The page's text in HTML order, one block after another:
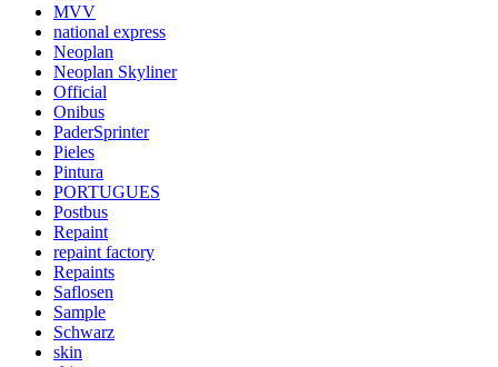
MVV
national express
Neoplan
Neoplan Skyliner
Official
Onibus
PaderSprinter
Pieles
Pintura
PORTUGUES
Postbus
Repaint
repaint factory
Repaints
Saflosen
Sample
Schwarz
skin